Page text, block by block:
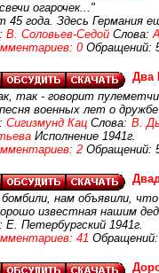
огарочек..."
45 года. Здесь Германия
В. Соловьев-Седой Слова:
0 Обращений:
Два
так - говорит
военных лет о
Сигизмунд Кац Слова: В.
Исполнение 1941г.
2 Обращений:
нам объявили,
известная нашим
Е. Петербургский 1941г.
41 Обращений: